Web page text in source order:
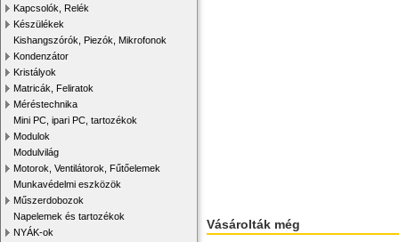
Kapcsolók, Relék
Készülékek
Kishangszórók, Piezók, Mikrofonok
Kondenzátor
Kristályok
Matricák, Feliratok
Méréstechnika
Mini PC, ipari PC, tartozékok
Modulok
Modulvilág
Motorok, Ventilátorok, Fűtőelemek
Munkavédelmi eszközök
Műszerdobozok
Napelemek és tartozékok
NYÁK-ok
Vásárolták még